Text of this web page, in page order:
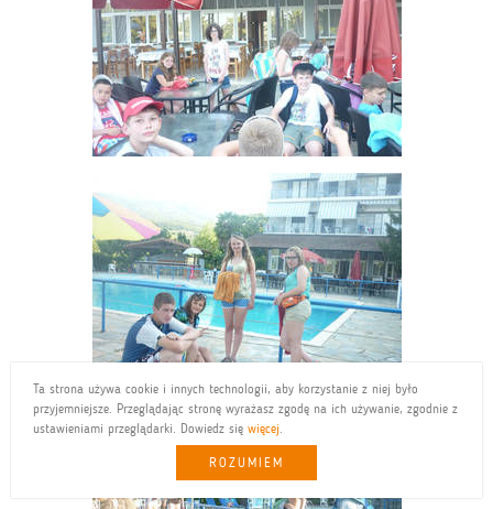
Ta strona używa cookie i innych technologii, aby korzystanie z niej było
przyjemniejsze. Przeglądając stronę wyrażasz zgodę na ich używanie, zgodnie z
ustawieniami przeglądarki. Dowiedz się więcej.
ROZUMIEM